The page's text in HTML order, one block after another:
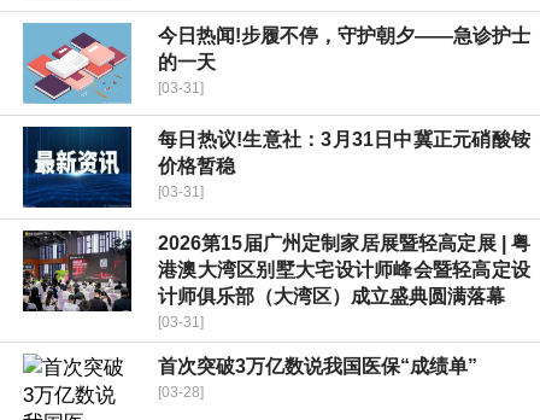
今日热闻!步履不停，守护朝夕——急诊护士
的一天
[03-31]
每日热议!生意社：3月31日中冀正元硝酸铵
价格暂稳
[03-31]
2026第15届广州定制家居展暨轻高定展 | 粤
港澳大湾区别墅大宅设计师峰会暨轻高定设
计师俱乐部（大湾区）成立盛典圆满落幕
[03-31]
首次突破3万亿数说我国医保“成绩单”
[03-28]